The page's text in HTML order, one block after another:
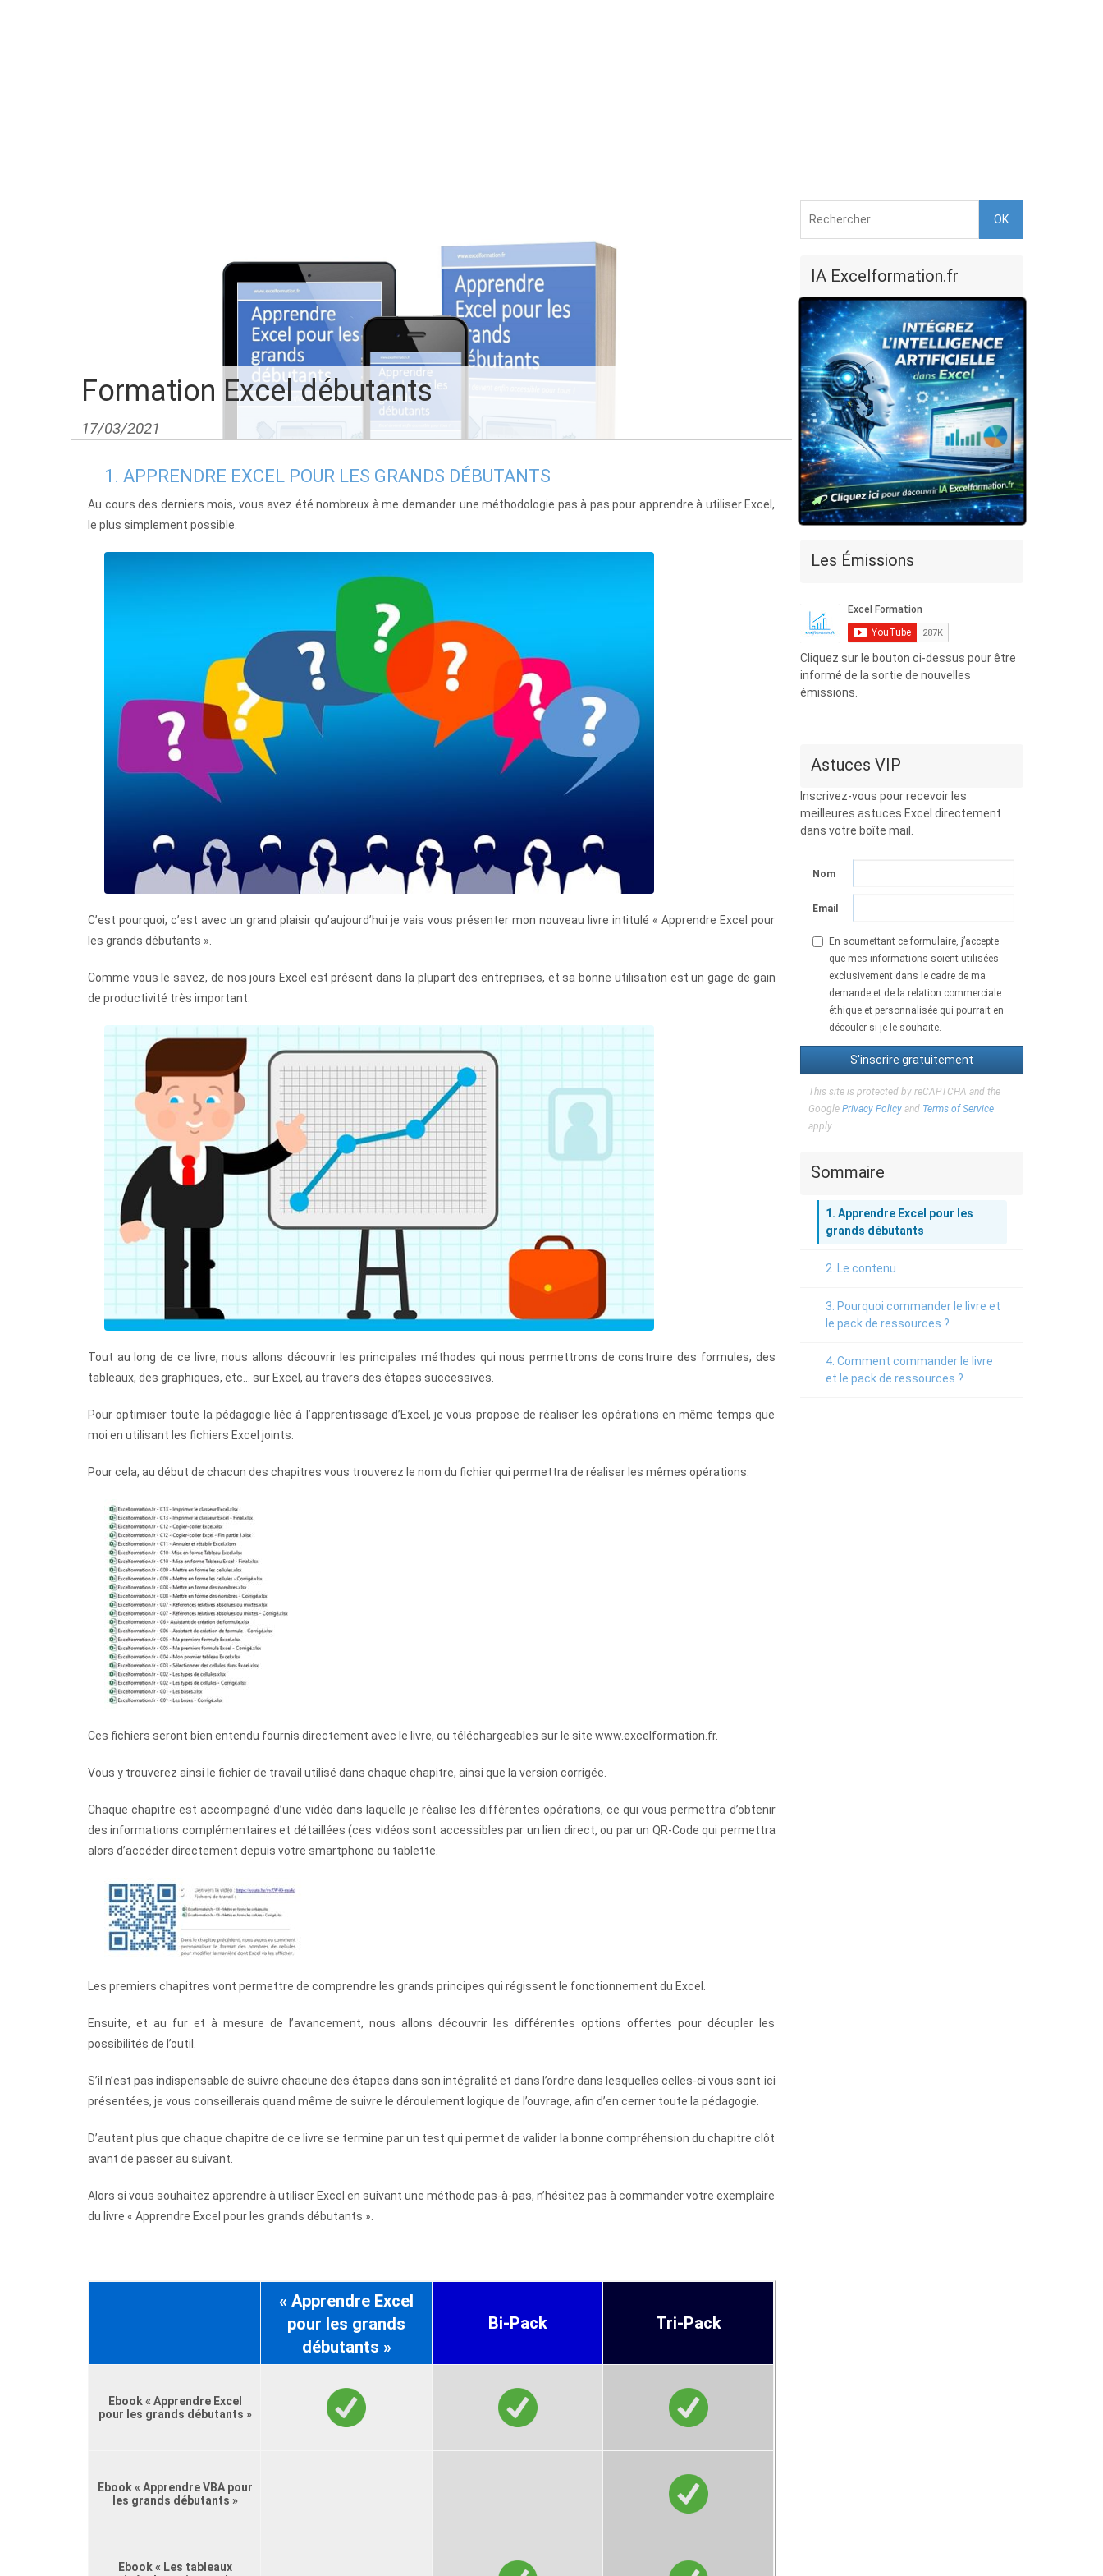
Formation Excel débutants
17/03/2021
1. APPRENDRE EXCEL POUR LES GRANDS DÉBUTANTS
Au cours des derniers mois, vous avez été nombreux à me demander une méthodologie pas à pas pour apprendre à utiliser Excel,
le plus simplement possible.
C’est pourquoi, c’est avec un grand plaisir qu’aujourd’hui je vais vous présenter mon nouveau livre intitulé « Apprendre Excel pour
les grands débutants ».
Comme vous le savez, de nos jours Excel est présent dans la plupart des entreprises, et sa bonne utilisation est un gage de gain
de productivité très important.
Tout au long de ce livre, nous allons découvrir les principales méthodes qui nous permettrons de construire des formules, des
tableaux, des graphiques, etc… sur Excel, au travers des étapes successives.
Pour optimiser toute la pédagogie liée à l’apprentissage d’Excel, je vous propose de réaliser les opérations en même temps que
moi en utilisant les fichiers Excel joints.
Pour cela, au début de chacun des chapitres vous trouverez le nom du fichier qui permettra de réaliser les mêmes opérations.
Ces fichiers seront bien entendu fournis directement avec le livre, ou téléchargeables sur le site www.excelformation.fr.
Vous y trouverez ainsi le fichier de travail utilisé dans chaque chapitre, ainsi que la version corrigée.
Chaque chapitre est accompagné d’une vidéo dans laquelle je réalise les différentes opérations, ce qui vous permettra d’obtenir
des informations complémentaires et détaillées (ces vidéos sont accessibles par un lien direct, ou par un QR-Code qui permettra
alors d’accéder directement depuis votre smartphone ou tablette.
Les premiers chapitres vont permettre de comprendre les grands principes qui régissent le fonctionnement du Excel.
Ensuite, et au fur et à mesure de l’avancement, nous allons découvrir les différentes options offertes pour décupler les
possibilités de l’outil.
S’il n’est pas indispensable de suivre chacune des étapes dans son intégralité et dans l’ordre dans lesquelles celles-ci vous sont ici
présentées, je vous conseillerais quand même de suivre le déroulement logique de l’ouvrage, afin d’en cerner toute la pédagogie.
D’autant plus que chaque chapitre de ce livre se termine par un test qui permet de valider la bonne compréhension du chapitre clôt
avant de passer au suivant.
Alors si vous souhaitez apprendre à utiliser Excel en suivant une méthode pas-à-pas, n’hésitez pas à commander votre exemplaire
du livre « Apprendre Excel pour les grands débutants ».
« Apprendre Excel
pour les grands
débutants »
Bi-Pack Tri-Pack
Ebook « Apprendre Excel
pour les grands débutants »
Ebook « Apprendre VBA pour
les grands débutants »
Ebook « Les tableaux
OK
IA Excelformation.fr
Les Émissions
Cliquez sur le bouton ci-dessus pour être
informé de la sortie de nouvelles
émissions.
Astuces VIP
Inscrivez-vous pour recevoir les
meilleures astuces Excel directement
dans votre boîte mail.
Nom
Email
En soumettant ce formulaire, j’accepte
que mes informations soient utilisées
exclusivement dans le cadre de ma
demande et de la relation commerciale
éthique et personnalisée qui pourrait en
découler si je le souhaite.
This site is protected by reCAPTCHA and the
Google Privacy Policyand Terms of Service
apply.
Sommaire
1. Apprendre Excel pour les
grands débutants
2. Le contenu
3. Pourquoi commander le livre et
le pack de ressources ?
4. Comment commander le livre
et le pack de ressources ?